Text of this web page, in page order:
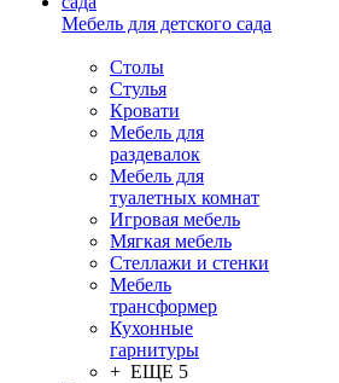
Мебель для детского сада
Столы
Cтулья
Кровати
Мебель для
раздевалок
Мебель для
туалетных комнат
Игровая мебель
Мягкая мебель
Стеллажи и стенки
Мебель
трансформер
Кухонные
гарнитуры
+ ЕЩЕ 5